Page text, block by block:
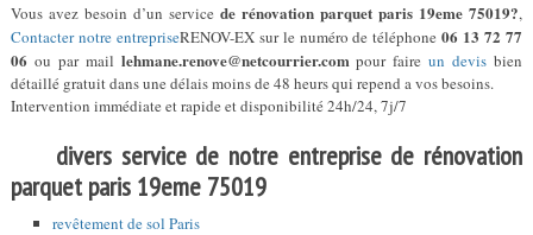
Vous avez besoin d’un service de rénovation parquet paris 19eme 75019?,
Contacter notre entrepriseRENOV-EX sur le numéro de téléphone06 13 72 77
06 ou par mail lehmane.renove@netcourrier.compour faireun devisbien
détaillé gratuit dans une délais moins de 48 heurs qui repend a vos besoins.
Intervention immédiate et rapide et disponibilité 24h/24, 7j/7
divers service de notre entreprise de rénovation
parquet paris 19eme 75019
revêtement de sol Paris